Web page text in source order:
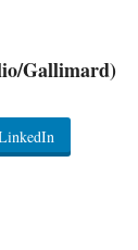
Gallimard)